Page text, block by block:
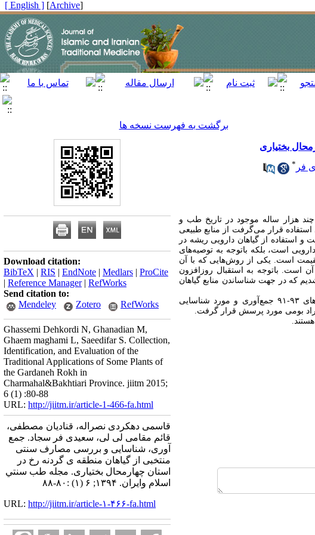
[
Archive
]
[ English ]
برگشت به فهرست نسخه ها
بختیاری
فر *
چند هزار ساله موجود در تاریخ طب و
قرار می‌گرفت از منابع طبیعی
استفاده از گیاهان دارویی ریشه در
است، بلکه باتوجه به توصیه‌های
است. یکی از روش‌هایی که با آن
است. باتوجه به استقبال روزافزون
که در جهت شناساندن منابع گیاهان
در این تحقیق فلور گیاهی منطقۀ گردنۀ رخ، واقع در استان چهارمحال بختیاری طی سال‌های ۹۳-۹۱ جمع‌آوری و مورد شناسایی
بومی مورد پرسش قرار گرفت.
Download citation:
BibTeX | RIS | EndNote | Medlars | ProCite
| Reference Manager| RefWorks
Send citation to:
Mendeley
Zotero RefWorks
Ghassemi Dehkordi N, Ghanadian M,
Ghaem maghami L, Saeedifar S. Collection,
Identification, and Evaluation of the
Traditional Applications of Some Plants of
the Gardaneh Rokh in
Charmahal&Bakhtiari Province. jiitm 2015;
6 (1) :80-88
URL: http://jiitm.ir/article-1-466-fa.html
قاسمی دهکردی نصراله، قنادیان مصطفی،
قائم مقامی لی لی، سعیدی فر سجاد. جمع
آوری، شناسایی و بررسی مصارف سنتی
منتخبی از گیاهان منطقه ی گردنه رخ در
استان چهارمحال بختیاری. مجله طب سنتي
اسلام وايران. ۱۳۹۴; ۶ (۱) :۸۰-۸۸
URL: http://jiitm.ir/article-۱-۴۶۶-fa.html